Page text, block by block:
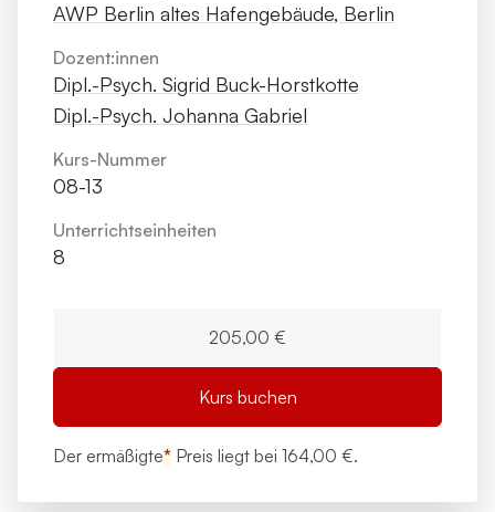
AWP Berlin altes Hafengebäude, Berlin
Dozent:innen
Dipl.-Psych. Sigrid Buck-Horstkotte
Dipl.-Psych. Johanna Gabriel
Kurs-Nummer
08-13
Unterrichts­einheiten
8
205,00 €
Kurs buchen
Der ermäßigte* Preis liegt bei 164,00 €.